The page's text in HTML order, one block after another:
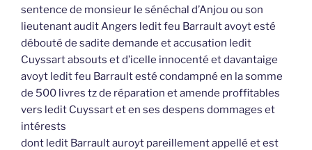
sentence de monsieur le sénéchal d’Anjou ou son
lieutenant audit Angers ledit feu Barrault avoyt esté
débouté de sadite demande et accusation ledit
Cuyssart absouts et d’icelle innocenté et davantaige
avoyt ledit feu Barrault esté condampné en la somme
de 500 livres tz de réparation et amende proffitables
vers ledit Cuyssart et en ses despens dommages et
intérests
dont ledit Barrault auroyt pareillement appellé et est